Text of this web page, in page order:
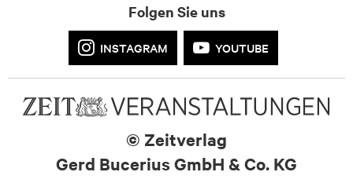
Folgen Sie uns
INSTAGRAM YOUTUBE
© Zeitverlag
Gerd Bucerius GmbH & Co. KG